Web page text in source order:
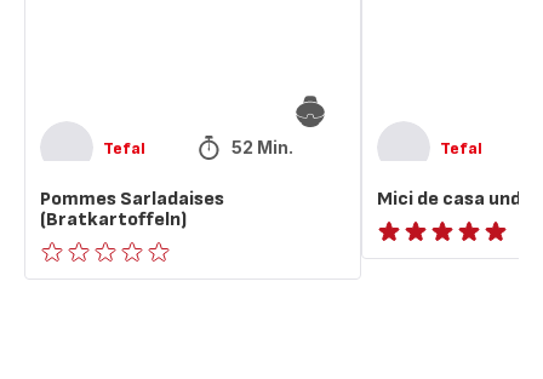
Tefal 52 Min.
Pommes Sarladaises
(Bratkartoffeln)
ratings.0
Tefal
Mici de casa und
ratings.NaN